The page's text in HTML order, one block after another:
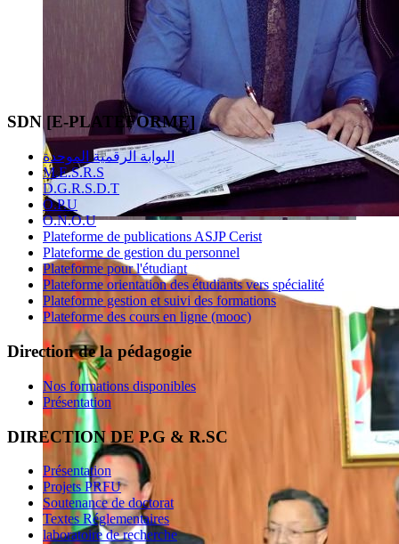
SDN [E-PLATEFORME]
البوابة الرقمية الموحدة
M.E.S.R.S
D.G.R.S.D.T
O.P.U
O.N.O.U
Plateforme de publications ASJP Cerist
Plateforme de gestion du personnel
Plateforme pour l'étudiant
Plateforme orientation des étudiants vers spécialité
Plateforme gestion et suivi des formations
Plateforme des cours en ligne (mooc)
Direction de la pédagogie
Nos formations disponibles
Présentation
DIRECTION DE P.G & R.SC
Présentation
Projets PRFU
Soutenance de doctorat
Textes Réglementaires
laboratoire de recherche